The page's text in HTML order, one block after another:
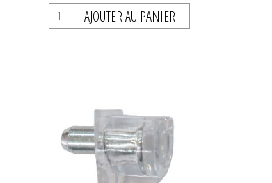
AJOUTER AU PANIER